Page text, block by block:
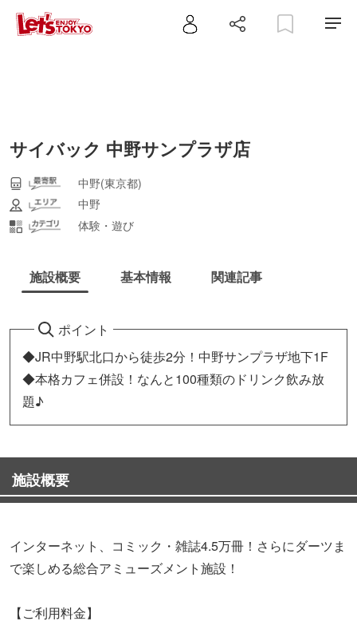
サイバック 中野サンプラザ店
中野(東京都)
中野
体験・遊び
施設概要 基本情報 関連記事
ポイント
◆JR中野駅北口から徒歩2分！中野サンプラザ地下1F
◆本格カフェ併設！なんと100種類のドリンク飲み放
題♪
施設概要
インターネット、コミック・雑誌4.5万冊！さらにダーツま
で楽しめる総合アミューズメント施設！
【ご利用料金】